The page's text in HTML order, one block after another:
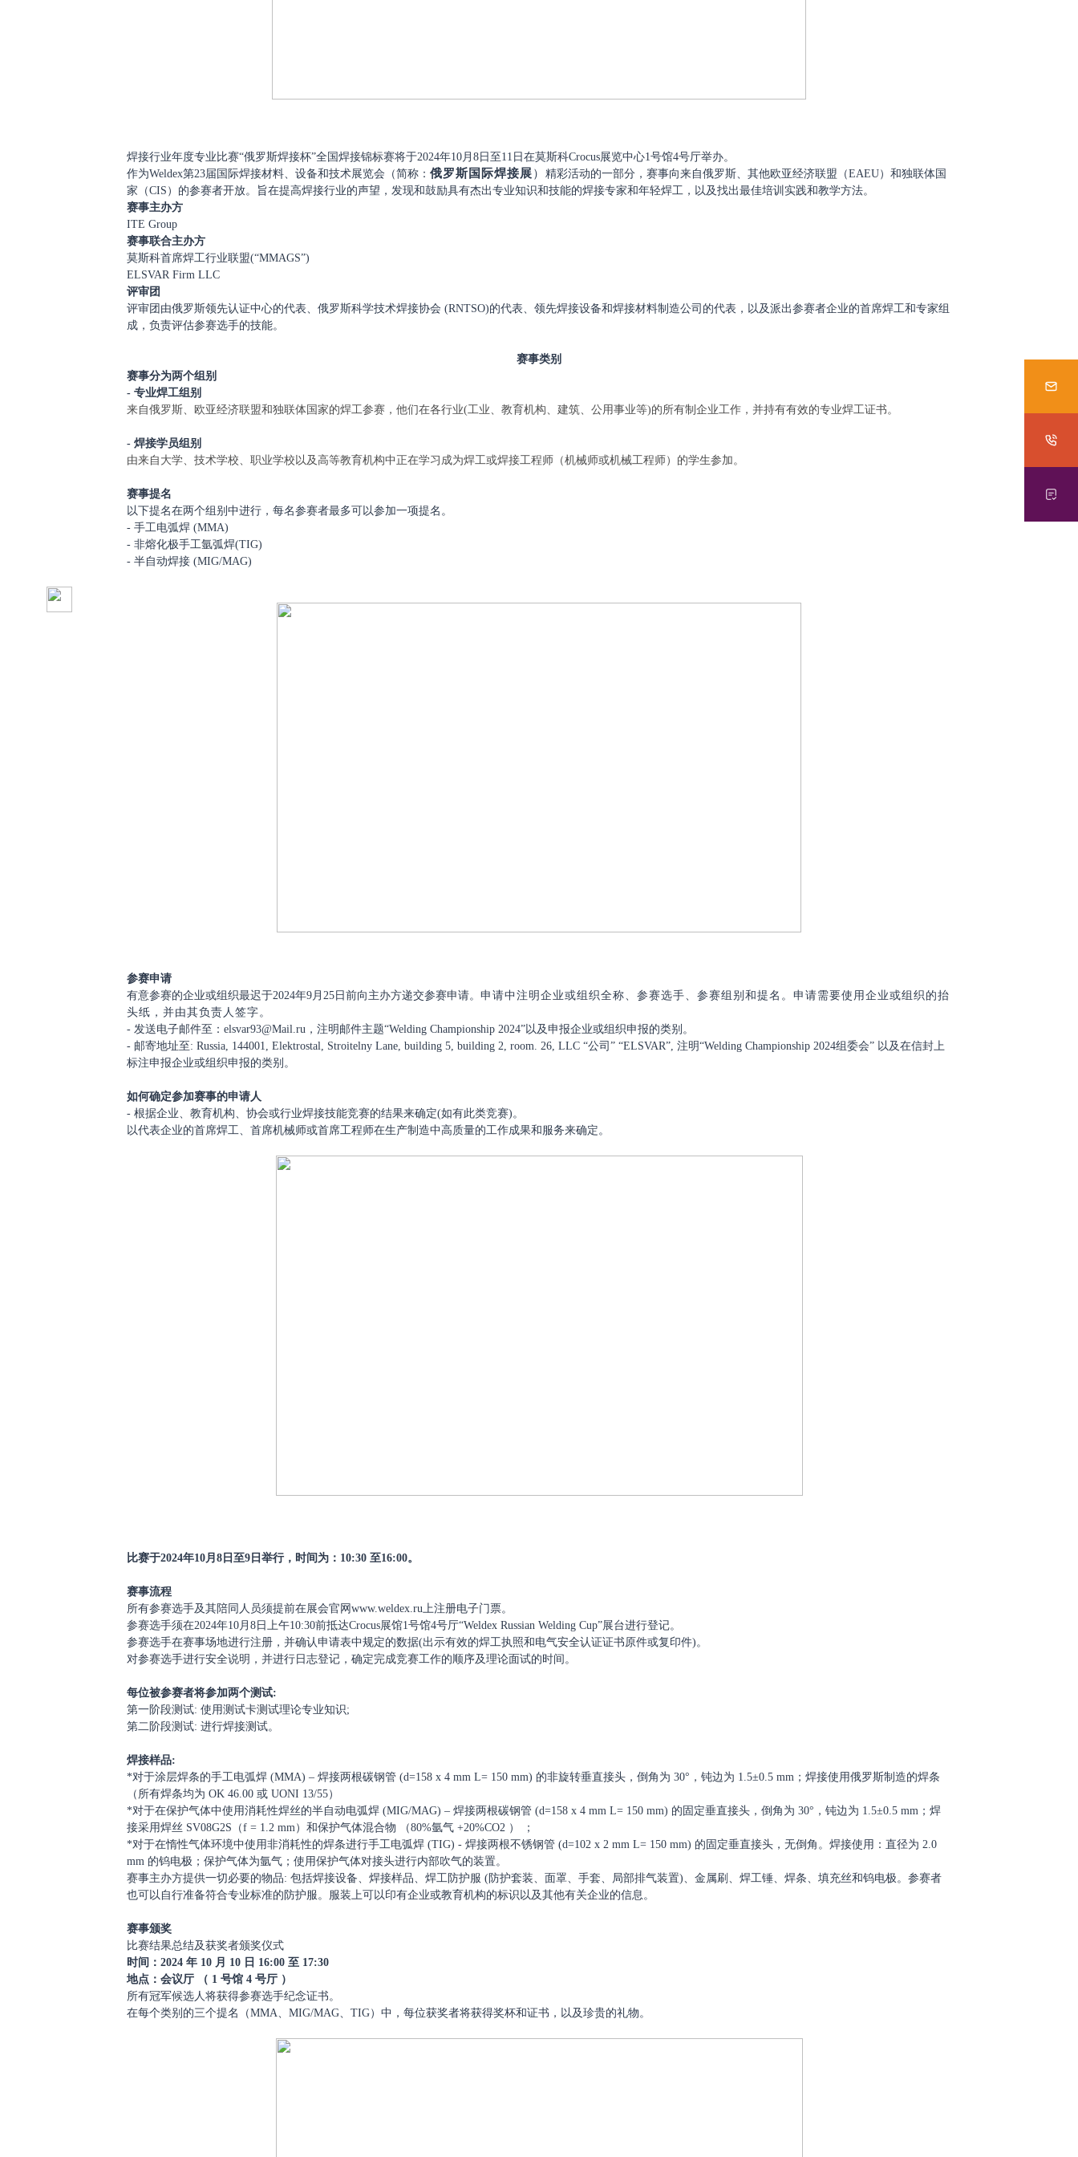
焊接行业年度专业比赛“俄罗斯焊接杯”全国焊接锦标赛将于2024年10月8日至11日在莫斯科Crocus展览中心1号馆4号厅举办。
作为Weldex第23届 国际焊接材料、设备和技术展览会 （简称： 俄罗斯国际焊接展） 精彩活动的一部分，赛事向来自俄罗斯、其他欧亚经济联盟（EAEU）和独联体国
家（CIS）的参赛者开放。旨在提高焊接行业的声望，发现和鼓励具有杰出专业知识和技能的焊接专家和年轻焊工，以及找出最佳培训实践和教学方法。
赛事主办方
ITE Group
赛事联合主办方
莫斯科首席焊工行业联盟(“MMAGS”)
ELSVAR Firm LLC
评审团
评审团由俄罗斯领先认证中心的代表、俄罗斯科学技术焊接协会 (RNTSO)的代表、领先焊接设备和焊接材料制造公司的代表，以及派出参赛者企业的首席焊工和专家组
成，负责评估参赛选手的技能。
赛事类别
赛事分为两个组别
- 专业焊工组别
来自俄罗斯、欧亚经济联盟和独联体国家的焊工参赛，他们在各行业(工业、教育机构、建筑、公用事业等)的所有制企业工作，并持有有效的专业焊工证书。
- 焊接学员组别
由来自大学、技术学校、职业学校以及高等教育机构中正在学习成为焊工或焊接工程师（机械师或机械工程师）的学生参加。
赛事提名
以下提名在两个组别中进行，每名参赛者最多可以参加一项提名。
- 手工电弧焊 (MMA)
- 非熔化极手工氩弧焊(TIG)
- 半自动焊接 (MIG/MAG)
参赛申请
有意参赛的企业或组织最迟于2024年9月25日前向主办方递交参赛申请。 申请中注明企业或组织全称、参赛选手、参赛组别和提名。申请需要使用企业或组织的抬
头纸，并由其负责人签字。
- 发送电子邮件至：elsvar93@Mail.ru，注明邮件主题“Welding Championship 2024”以及申报企业或组织申报的类别。
- 邮寄地址至: Russia, 144001, Elektrostal, Stroitelny Lane, building 5, building 2, room. 26, LLC “公司” “ELSVAR”, 注明“Welding Championship 2024组委会” 以及在信封上
标注申报企业或组织申报的类别。
如何确定参加赛事的申请人
- 根据企业、教育机构、协会或行业焊接技能竞赛的结果来确定(如有此类竞赛)。
以代表企业的首席焊工、首席机械师或首席工程师在生产制造中高质量的工作成果和服务来确定。
比赛于2024年10月8日至9日举行，时间为：10:30 至16:00。
赛事流程
所有参赛选手及其陪同人员须提前在展会官网 www.weldex.ru上注册电子门票。
参赛选手须在2024年10月8日上午10:30前抵达Crocus展馆1号馆4号厅“Weldex Russian Welding Cup”展台进行登记。
参赛选手在赛事场地进行注册，并确认申请表中规定的数据(出示有效的焊工执照和电气安全认证证书原件或复印件)。
对参赛选手进行安全说明，并进行日志登记，确定完成竞赛工作的顺序及理论面试的时间。
每位被参赛者将参加两个测试:
第一阶段测试: 使用测试卡测试理论专业知识;
第二阶段测试: 进行焊接测试。
焊接样品:
*对于涂层焊条的手工电弧焊 (MMA) – 焊接两根碳钢管 (d=158 x 4 mm L= 150 mm) 的非旋转垂直接头，倒角为 30°，钝边为 1.5±0.5 mm；焊接使用俄罗斯制造的焊条
（所有焊条均为 OK 46.00 或 UONI 13/55）
*对于在保护气体中使用消耗性焊丝的半自动电弧焊 (MIG/MAG) – 焊接两根碳钢管 (d=158 x 4 mm L= 150 mm) 的固定垂直接头，倒角为 30°，钝边为 1.5±0.5 mm；焊
接采用焊丝 SV08G2S（f = 1.2 mm）和保护气体混合物 （80%氩气 +20%CO2 ） ；
*对于在惰性气体环境中使用非消耗性的焊条进行手工电弧焊 (TIG) - 焊接两根不锈钢管 (d=102 x 2 mm L= 150 mm) 的固定垂直接头，无倒角。焊接使用：直径为 2.0
mm 的钨电极；保护气体为氩气；使用保护气体对接头进行内部吹气的装置。
赛事主办方提供一切必要的物品: 包括焊接设备、焊接样品、焊工防护服 (防护套装、面罩、手套、局部排气装置)、金属刷、焊工锤、焊条、填充丝和钨电极。参赛者
也可以自行准备符合专业标准的防护服。服装上可以印有企业或教育机构的标识以及其他有关企业的信息。
赛事颁奖
比赛结果总结及获奖者颁奖仪式
时间： 2024 年 10 月 10 日 16:00 至 17:30
地点：会议厅
（ 1 号馆 4 号厅 ）
所有冠军候选人将获得参赛选手纪念证书。
在每个类别的三个提名（MMA、MIG/MAG、TIG）中，每位获奖者将获得奖杯和证书，以及珍贵的礼物。